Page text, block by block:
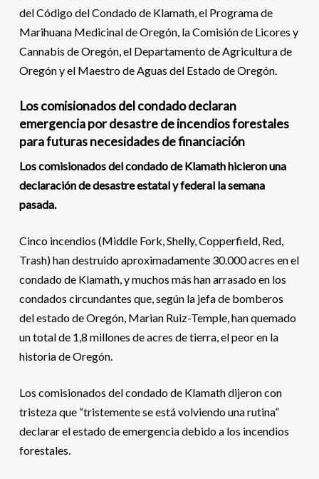
del Código del Condado de Klamath, el Programa de
Marihuana Medicinal de Oregón, la Comisión de Licores y
Cannabis de Oregón, el Departamento de Agricultura de
Oregón y el Maestro de Aguas del Estado de Oregón.
Los comisionados del condado declaran
emergencia por desastre de incendios forestales
para futuras necesidades de financiación
Los comisionados del condado de Klamath hicieron una
declaración de desastre estatal y federal la semana
pasada.
Cinco incendios (Middle Fork, Shelly, Copperfield, Red,
Trash) han destruido aproximadamente 30.000 acres en el
condado de Klamath, y muchos más han arrasado en los
condados circundantes que, según la jefa de bomberos
del estado de Oregón, Marian Ruiz-Temple, han quemado
un total de 1,8 millones de acres de tierra, el peor en la
historia de Oregón.
Los comisionados del condado de Klamath dijeron con
tristeza que “tristemente se está volviendo una rutina”
declarar el estado de emergencia debido a los incendios
forestales.